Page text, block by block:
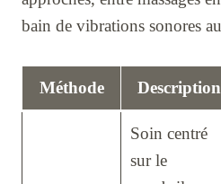
bain de vibrations sonores
Méthode Description
Soin centré
sur le